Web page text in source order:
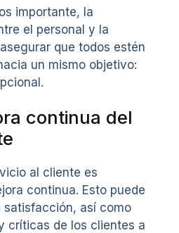
importante, la
el personal y la
que todos estén
un mismo objetivo:
continua del
al cliente es
continua. Esto puede
así como
críticas de los clientes a